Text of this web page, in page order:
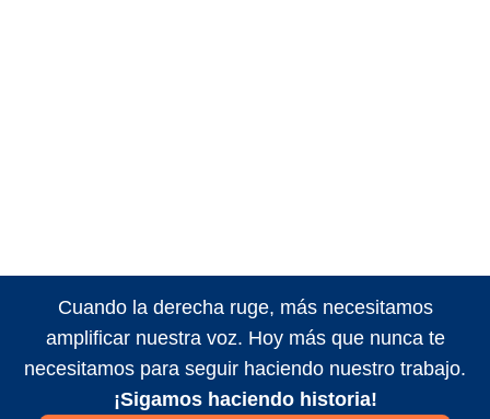
Cuando la derecha ruge, más necesitamos
amplificar nuestra voz. Hoy más que nunca te
necesitamos para seguir haciendo nuestro trabajo.
¡Sigamos haciendo historia!